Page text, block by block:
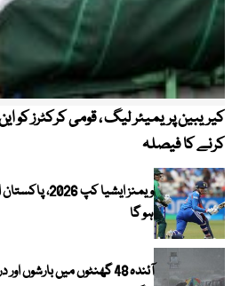
کرنے کا فیصلہ
ویمنز ایشیا
ہو گا
آئندہ 48 گھنٹوں میں